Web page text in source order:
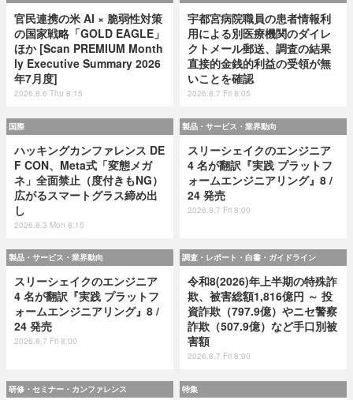
官民連携の米 AI × 脆弱性対策
の国家戦略「GOLD EAGLE」
ほか [Scan PREMIUM Month
ly Executive Summary 2026
年7月度]
2026.8.6 Thu 8:15
宇都宮病院職員の患者情報利
用による別医療機関のダイレ
クトメール郵送、調査の結果
直接的金銭的利益の受領が無
いことを確認
2026.8.7 Fri 8:05
国際
ハッキングカンファレンス DE
F CON、Meta式「変態メガ
ネ」全面禁止（度付きもNG）
広がるスマートグラス締め出
し
2026.8.3 Mon 8:15
製品・サービス・業界動向
スリーシェイクのエンジニア
4 名が翻訳『実践 プラットフ
ォームエンジニアリング』8 /
24 発売
2026.8.7 Fri 8:00
製品・サービス・業界動向
スリーシェイクのエンジニア
4 名が翻訳『実践 プラットフ
ォームエンジニアリング』8 /
24 発売
2026.8.7 Fri 8:00
調査・レポート・白書・ガイドライン
令和8(2026)年上半期の特殊詐
欺、被害総額1,816億円 ～ 投
資詐欺（797.9億）やニセ警察
詐欺（507.9億）など手口別被
害額
2026.8.7 Fri 8:00
研修・セミナー・カンファレンス 特集